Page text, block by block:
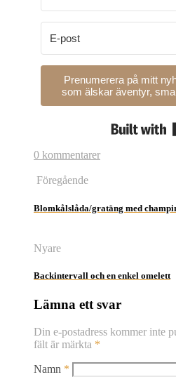
Prenumerera på mitt
som älskar äventyr,
0 kommentarer
Föregående
Blomkålslåda/gratäng med
Nyare
Backintervall och en enkel omelett
Lämna ett svar
Din e-postadress kommer inte
fält är märkta *
Namn *